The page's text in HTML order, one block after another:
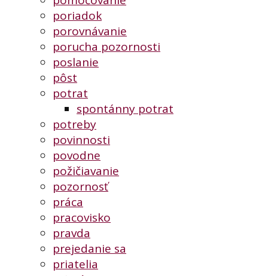
poriadok
porovnávanie
porucha pozornosti
poslanie
pôst
potrat
spontánny potrat
potreby
povinnosti
povodne
požičiavanie
pozornosť
práca
pracovisko
pravda
prejedanie sa
priatelia